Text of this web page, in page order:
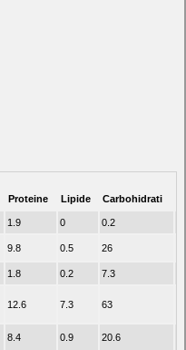
Proteine Lipide Carbohidrati
1.9 0 0.2
9.8 0.5 26
1.8 0.2 7.3
12.6 7.3 63
8.4 0.9 20.6